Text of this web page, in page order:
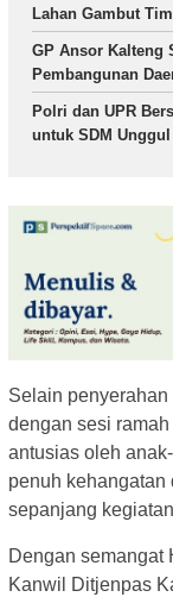
Lahan Gambut
GP Ansor Kalteng
Pembangunan
Polri dan UPR
untuk SDM Unggul
Selain
dengan sesi
antusias oleh
penuh kehangatan
sepanjang
Dengan semangat
Kanwil Ditjenpas